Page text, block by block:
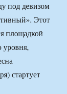
под девизом
Этот
площадкой
уровня,
стартует